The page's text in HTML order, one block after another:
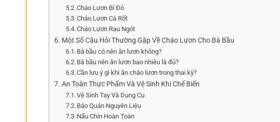
Cháo Lươn Bí Đỏ
Cháo Lươn Cà Rốt
Cháo Lươn Rau Ngót
Một Số Câu Hỏi Thường Gặp Về Cháo Lươn Cho Bà Bầu
Bà bầu có nên ăn lươn không?
Bà bầu nên ăn lươn bao nhiêu là đủ?
Cần lưu ý gì khi ăn cháo lươn trong thai kỳ?
An Toàn Thực Phẩm Và Vệ Sinh Khi Chế Biến
Vệ Sinh Tay Và Dụng Cụ
Bảo Quản Nguyên Liệu
Nấu Chín Hoàn Toàn